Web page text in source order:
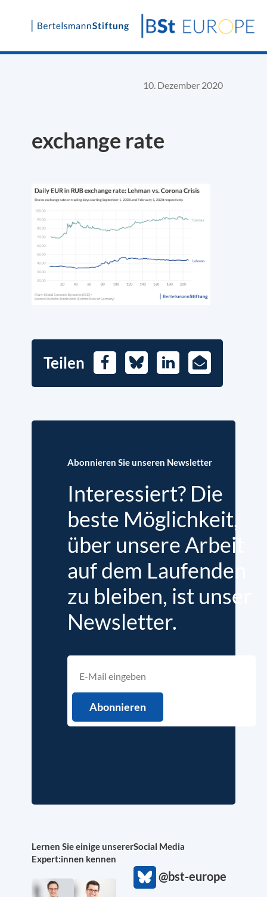
Skip
10. Dezember 2020
exchange rate
Teilen FacebookBlueskyLinkedIn
E-
Mail
Abonnieren Sie unseren Newsletter
Interessiert? Die
beste Möglichkeit,
über unsere Arbeit
auf dem Laufenden
zu bleiben, ist unser
Newsletter.
Lernen Sie einige unserer
Expert:innen kennen
Social Media
@bst-europe